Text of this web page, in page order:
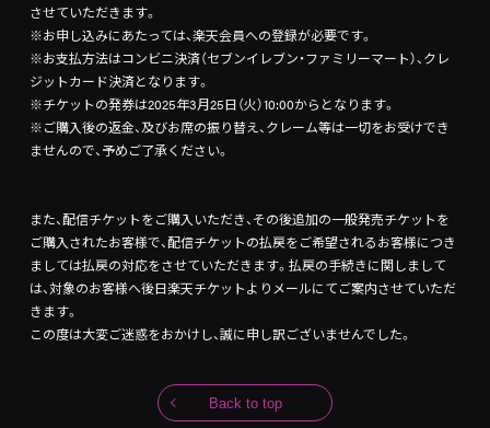
させていただきます。
※お申し込みにあたっては、楽天会員への登録が必要です。
※お支払方法はコンビニ決済（セブンイレブン・ファミリーマート）、クレ
ジットカード決済となります。
※チケットの発券は2025年3月25日（火）10:00からとなります。
※ご購入後の返金、及びお席の振り替え、クレーム等は一切をお受けでき
ませんので、予めご了承ください。
また、配信チケットをご購入いただき、その後追加の一般発売チケットを
ご購入されたお客様で、配信チケットの払戻をご希望されるお客様につき
ましては払戻の対応をさせていただきます。払戻の手続きに関しまして
は、対象のお客様へ後日楽天チケットよりメールにてご案内させていただ
きます。
この度は大変ご迷惑をおかけし、誠に申し訳ございませんでした。
Back to top